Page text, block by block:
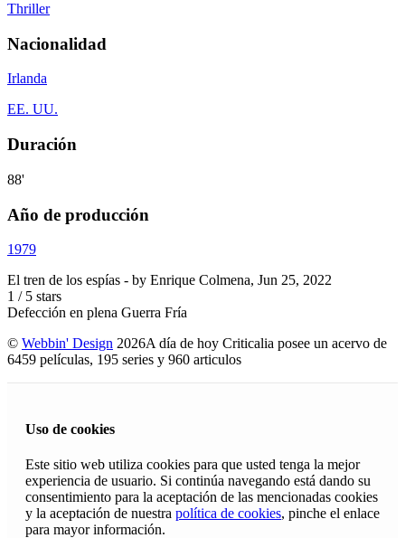
Thriller
Nacionalidad
Irlanda
EE. UU.
Duración
88'
Año de producción
1979
El tren de los espías - by Enrique Colmena, Jun 25, 2022
1 / 5 stars
Defección en plena Guerra Fría
© Webbin' Design 2026A día de hoy Criticalia posee un acervo de
6459 películas, 195 series y 960 articulos
Uso de cookies
Este sitio web utiliza cookies para que usted tenga la mejor
experiencia de usuario. Si continúa navegando está dando su
consentimiento para la aceptación de las mencionadas cookies
y la aceptación de nuestra política de cookies, pinche el enlace
para mayor información.